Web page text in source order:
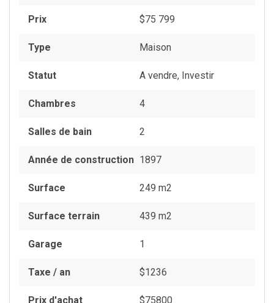
Prix $75 799
Type Maison
Statut A vendre, Investir
Chambres 4
Salles de bain 2
Année de construction 1897
Surface 249 m2
Surface terrain 439 m2
Garage 1
Taxe / an $1236
Prix d'achat $75800